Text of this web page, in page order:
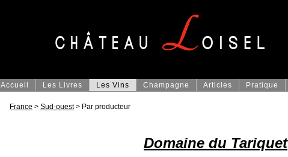
Accueil Les Livres Les Vins Champagne Articles Pratique
France > Sud-ouest> Par producteur
Domaine du Tariquet